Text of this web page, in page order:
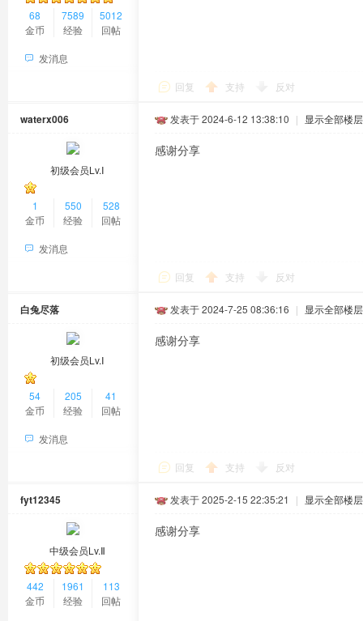
68
金币
7589
经验
5012
回帖
发消息
回复 支持 反对
waterx006
初级会员Lv.Ⅰ
1
金币
550
经验
528
回帖
发消息
发表于 2024-6-12 13:38:10 | 显示全部楼层
感谢分享
回复 支持 反对
白兔尽落
初级会员Lv.Ⅰ
54
金币
205
经验
41
回帖
发消息
发表于 2024-7-25 08:36:16 | 显示全部楼层
感谢分享
回复 支持 反对
fyt12345
中级会员Lv.Ⅱ
442
金币
1961
经验
113
回帖
发表于 2025-2-15 22:35:21 | 显示全部楼层
感谢分享